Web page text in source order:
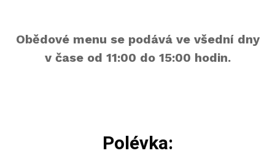
Obědové menu se podává ve všední dny
v čase od 11:00 do 15:00 hodin.
Polévka: